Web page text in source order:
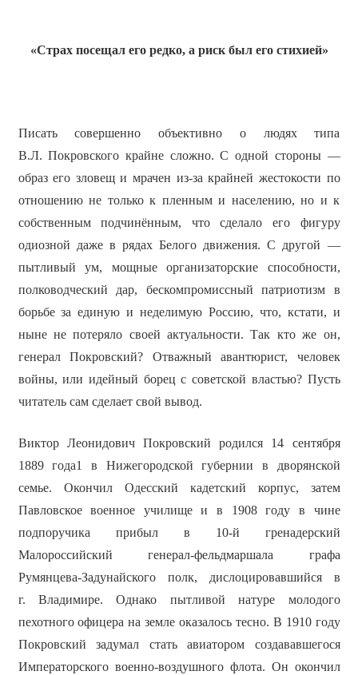
«Страх посещал его редко, а риск был его стихией»
Писать совершенно объективно о людях типа
В.Л. Покровского крайне сложно. С одной стороны —
образ его зловещ и мрачен из-за крайней жестокости по
отношению не только к пленным и населению, но и к
собственным подчинённым, что сделало его фигуру
одиозной даже в рядах Белого движения. С другой —
пытливый ум, мощные организаторские способности,
полководческий дар, бескомпромиссный патриотизм в
борьбе за единую и неделимую Россию, что, кстати, и
ныне не потеряло своей актуальности. Так кто же он,
генерал Покровский? Отважный авантюрист, человек
войны, или идейный борец с советской властью? Пусть
читатель сам сделает свой вывод.
Виктор Леонидович Покровский родился 14 сентября
1889 года1 в Нижегородской губернии в дворянской
семье. Окончил Одесский кадетский корпус, затем
Павловское военное училище и в 1908 году в чине
подпоручика прибыл в 10-й гренадерский
Малороссийский генерал-фельдмаршала графа
Румянцева-Задунайского полк, дислоцировавшийся в
г. Владимире. Однако пытливой натуре молодого
пехотного офицера на земле оказалось тесно. В 1910 году
Покровский задумал стать авиатором создававшегося
Императорского военно-воздушного флота. Он окончил